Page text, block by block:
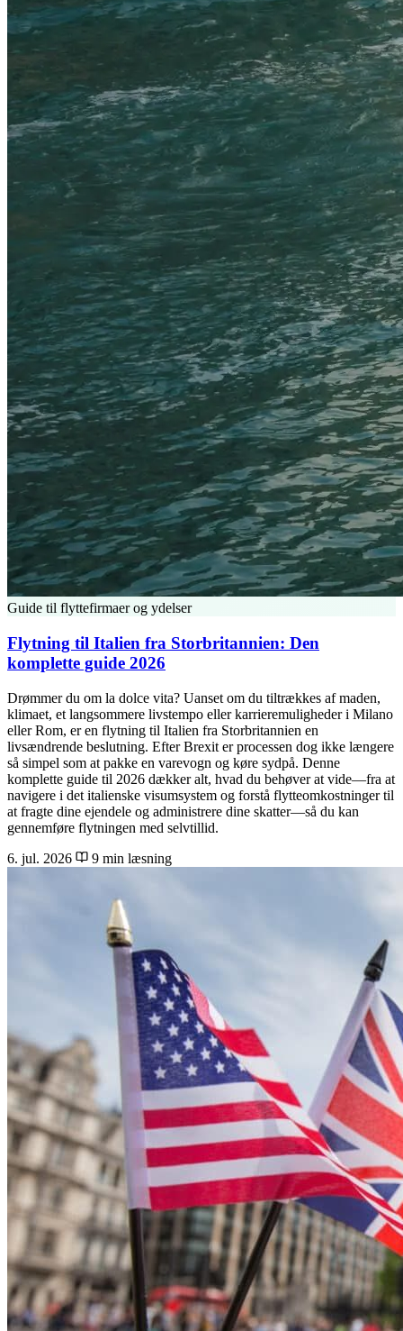
Guide til flyttefirmaer og ydelser
Flytning til Italien fra Storbritannien: Den
komplette guide 2026
Drømmer du om la dolce vita? Uanset om du tiltrækkes af maden,
klimaet, et langsommere livstempo eller karrieremuligheder i Milano
eller Rom, er en flytning til Italien fra Storbritannien en
livsændrende beslutning. Efter Brexit er processen dog ikke længere
så simpel som at pakke en varevogn og køre sydpå. Denne
komplette guide til 2026 dækker alt, hvad du behøver at vide—fra at
navigere i det italienske visumsystem og forstå flytteomkostninger til
at fragte dine ejendele og administrere dine skatter—så du kan
gennemføre flytningen med selvtillid.
6. jul. 2026
9 min læsning